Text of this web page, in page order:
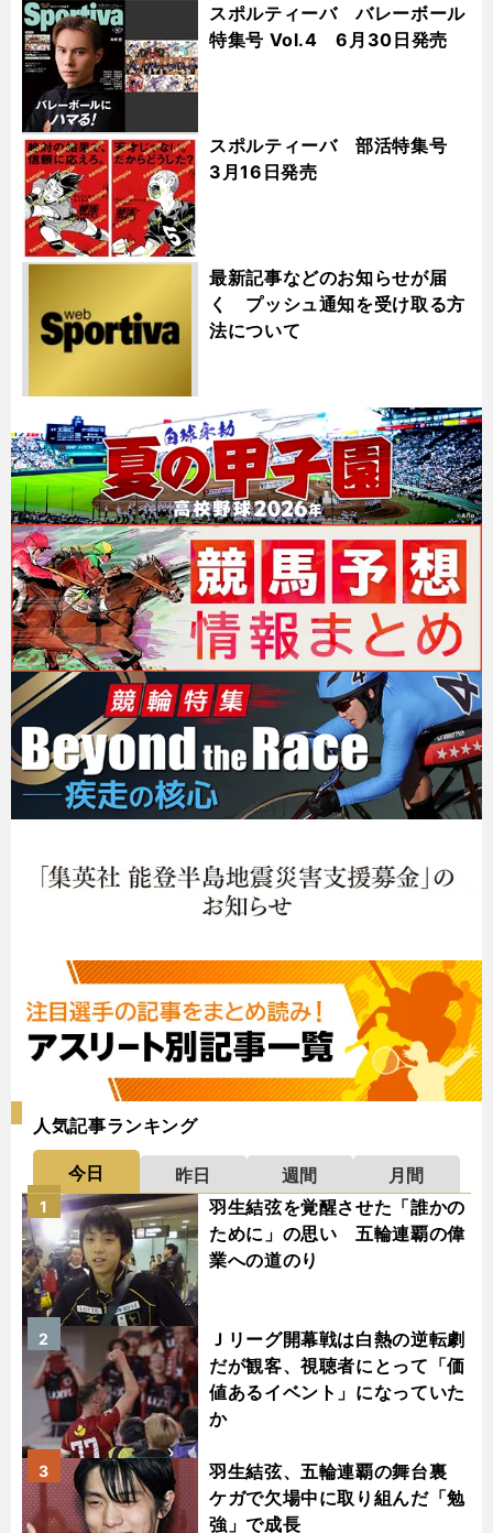
スポルティーバ バレーボール
特集号 Vol.4 6月30日発売
スポルティーバ 部活特集号
3月16日発売
最新記事などのお知らせが届
く プッシュ通知を受け取る方
法について
人気記事ランキング
今日 昨日 週間
月間
羽生結弦を覚醒させた「誰かの
ために」の思い 五輪連覇の偉
業への道のり
1
Ｊリーグ開幕戦は白熱の逆転劇
だが観客、視聴者にとって「価
値あるイベント」になっていた
か
2
羽生結弦、五輪連覇の舞台裏
ケガで欠場中に取り組んだ「勉
強」で成長
3